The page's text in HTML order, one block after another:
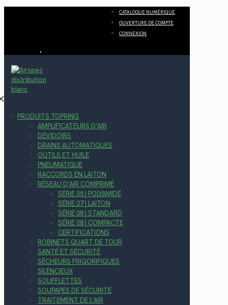
CATALOGUE NUMÉRIQUE
OUVERTURE DE COMPTE
CONNEXION
PRODUITS TOPRING
AMPLIFICATEURS D’AIR
DÉVIDOIRS
DRAINS AUTOMATIQUES
OUTILS ET HUILE
PNEUMATIQUE
RACCORDS EN LAITON
RÉSEAU D’AIR COMPRIMÉ
SÉRIE 05 | POLYAMIDE
SÉRIE 07 | LAITON
SÉRIE 08 | STANDARD
SÉRIE 08 | COMPACTE
CERTIFICATIONS
ROBINETS QUART DE TOUR
SANTÉ ET SÉCURITÉ
SÉCHEURS FRIGORIFIQUES
SILENCIEUX
SOUFFLETTES
SOUPAPES DE SÉCURITÉ
TRAITEMENT DE L’AIR